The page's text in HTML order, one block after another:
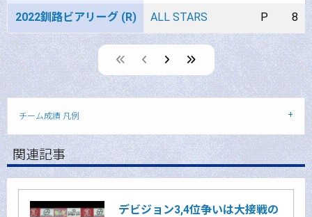
2022釧路ビアリーグ (R) ALL STARS P 8
pagepage page
チーム成績 凡例
関連記事
デビジョン3,4位争いは大接戦の